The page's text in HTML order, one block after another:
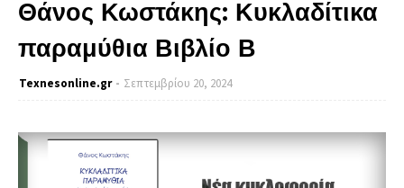
Θάνος Κωστάκης: Κυκλαδίτικα
παραμύθια Βιβλίο Β
Texnesοnline.gr Σεπτεμβρίου 20, 2024